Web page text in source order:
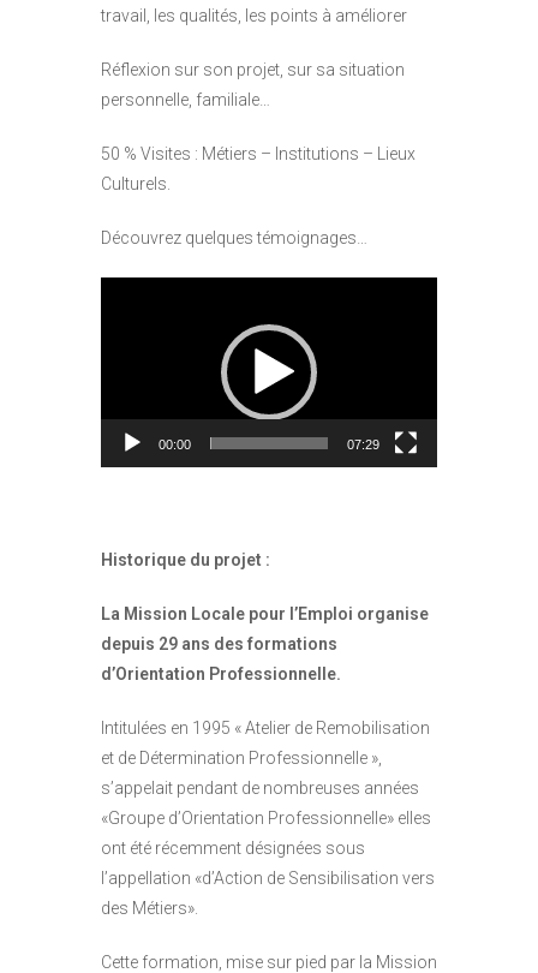
travail, les qualités, les points à améliorer
Réflexion sur son projet, sur sa situation
personnelle, familiale…
50 % Visites : Métiers – Institutions – Lieux
Culturels.
Découvrez quelques témoignages…
00:00 07:29
Historique du projet :
La Mission Locale pour l’Emploi organise
depuis 29 ans des formations
d’Orientation Professionnelle.
Intitulées en 1995 « Atelier de Remobilisation
et de Détermination Professionnelle »,
s’appelait pendant de nombreuses années
«Groupe d’Orientation Professionnelle» elles
ont été récemment désignées sous
l’appellation «d’Action de Sensibilisation vers
des Métiers».
Cette formation, mise sur pied par la Mission